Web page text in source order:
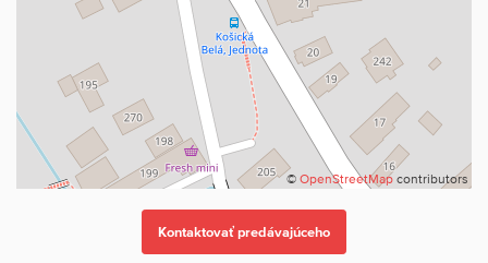
© OpenStreetMap contributors